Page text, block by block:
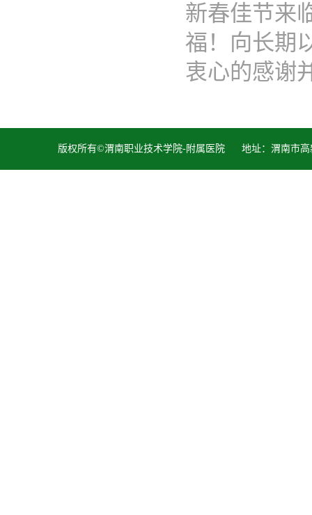
新春佳节来
福！向长期
衷心的感谢
版权所有©渭南职业技术学院-附属医院 地址：渭南市